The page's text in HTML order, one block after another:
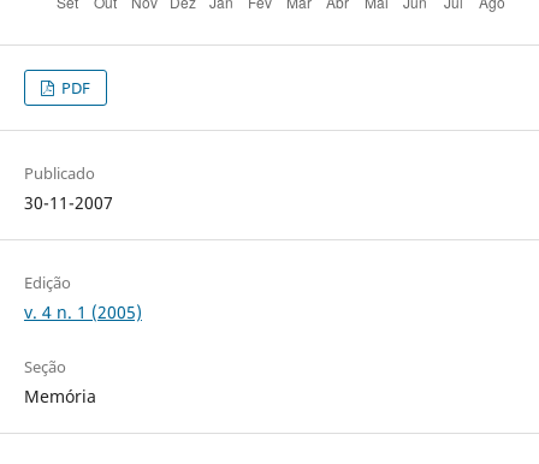
PDF
Publicado
30-11-2007
Edição
v. 4 n. 1 (2005)
Seção
Memória